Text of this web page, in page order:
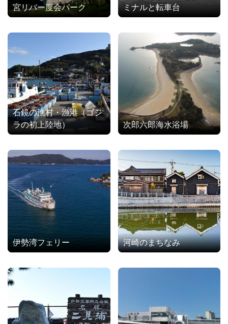
宮リバー度会パーク
ミナルと転車台
石鏡の漁村・漁港（ゴジ
ラの初上陸地）
次郎六郎海水浴場
伊勢湾フェリー 河崎のまちなみ